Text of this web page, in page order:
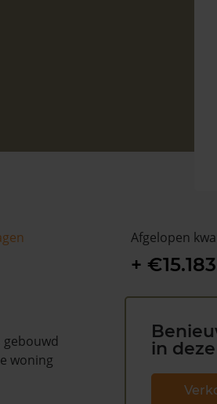
gebouwd
woning
Afgelopen
+ €15.183
in